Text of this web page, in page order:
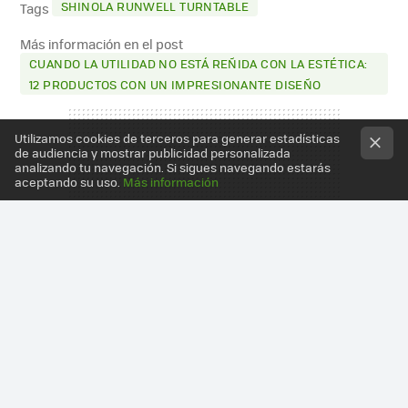
Tags SHINOLA RUNWELL TURNTABLE
Más información en el post
CUANDO LA UTILIDAD NO ESTÁ REÑIDA CON LA ESTÉTICA:
12 PRODUCTOS CON UN IMPRESIONANTE DISEÑO
Utilizamos cookies de terceros para generar estadísticas
de audiencia y mostrar publicidad personalizada
analizando tu navegación. Si sigues navegando estarás
aceptando su uso. Más información